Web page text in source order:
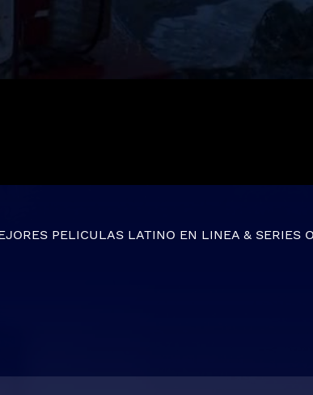
PELICULAS LATINO EN LINEA& SERIES